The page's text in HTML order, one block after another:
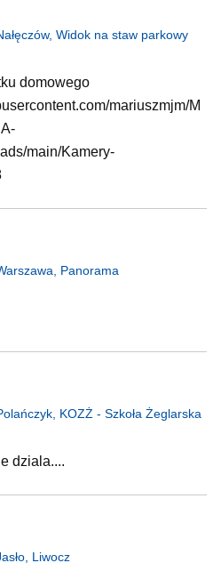
Widok na staw parkowy
domowego
mariuszmjm/M
main/Kamery-
Panorama
KOZŻ - Szkoła Żeglarska
dziala....
Liwocz